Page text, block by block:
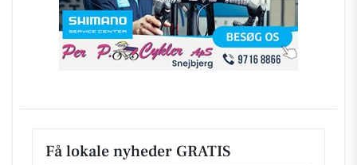
Få lokale nyheder GRATIS